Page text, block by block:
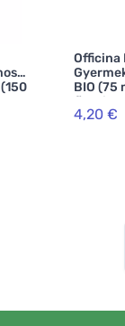
Officina
BIO (75
4,20 €